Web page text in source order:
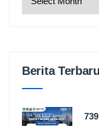
Berita Terbaru